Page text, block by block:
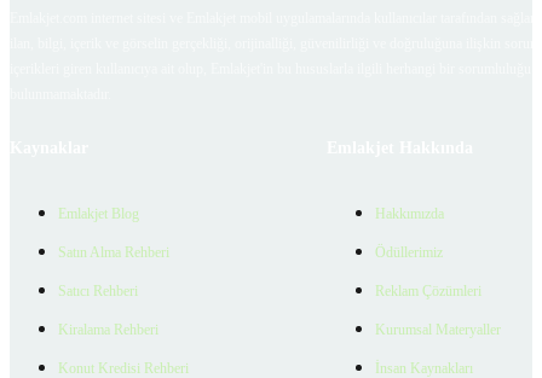
Emlakjet Blog
Satın Alma Rehberi
Satıcı Rehberi
Kiralama Rehberi
Konut Kredisi Rehberi
Hakkımızda
Ödüllerimiz
Reklam Çözümleri
Kurumsal Materyaller
İnsan Kaynakları